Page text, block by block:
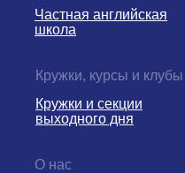
О нас
Частная английская
школа
Кружки и секции
выходного дня
Кружки, курсы и клубы